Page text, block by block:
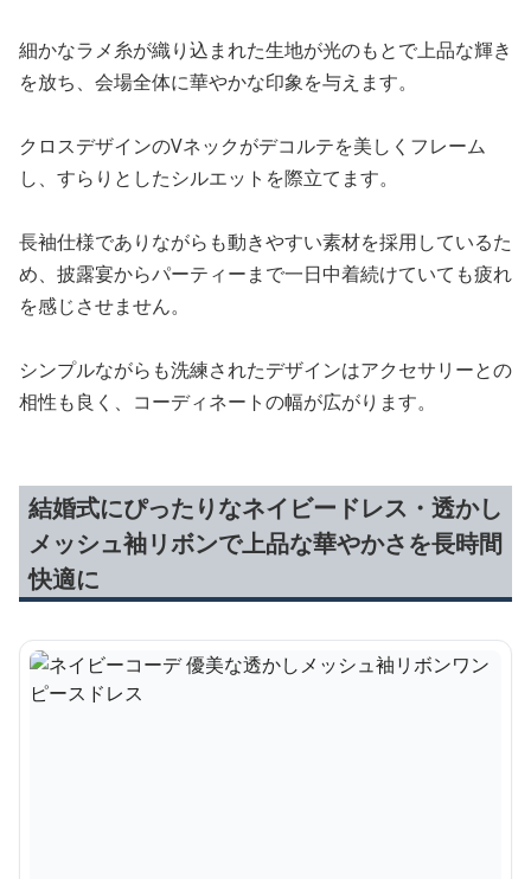
細かなラメ糸が織り込まれた生地が光のもとで上品な輝き
を放ち、会場全体に華やかな印象を与えます。
クロスデザインのVネックがデコルテを美しくフレーム
し、すらりとしたシルエットを際立てます。
長袖仕様でありながらも動きやすい素材を採用しているた
め、披露宴からパーティーまで一日中着続けていても疲れ
を感じさせません。
シンプルながらも洗練されたデザインはアクセサリーとの
相性も良く、コーディネートの幅が広がります。
結婚式にぴったりなネイビードレス・透かし
メッシュ袖リボンで上品な華やかさを長時間
快適に